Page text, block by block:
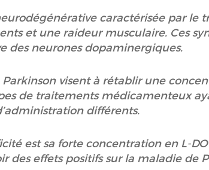
caractérisée par le
et une raideur musculaire. Ces
des neurones dopaminergiques.
visent à rétablir une
de traitements médicamenteux
différents.
est sa forte concentration en L-
des effets positifs sur la maladie de